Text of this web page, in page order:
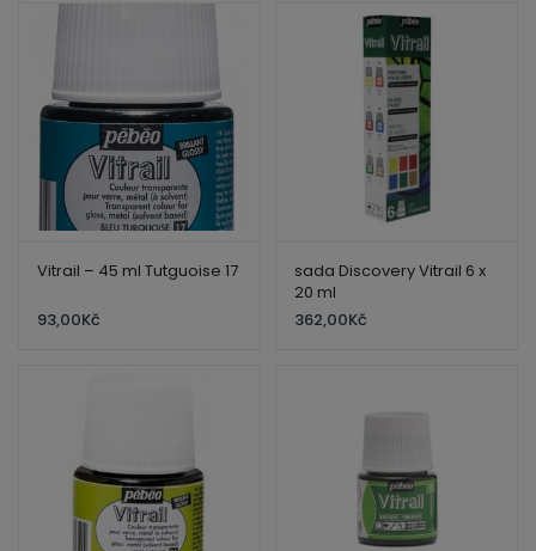
Vitrail – 45 ml Tutguoise 17
93,00Kč
sada Discovery Vitrail 6 x
20 ml
362,00Kč